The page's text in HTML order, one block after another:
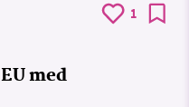
1
med